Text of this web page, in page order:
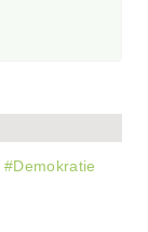
#Demokratie